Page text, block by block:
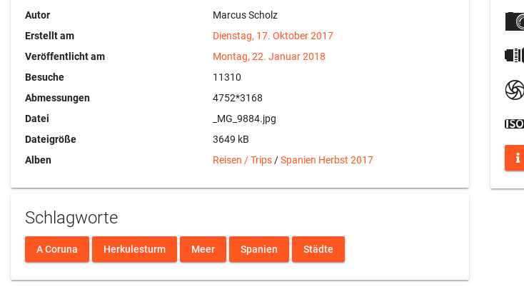
Autor
Marcus Scholz
Erstellt am
Dienstag, 17. Oktober 2017
Veröffentlicht am
Montag, 22. Januar 2018
Besuche
11310
Abmessungen
4752*3168
Datei
_MG_9884.jpg
Dateigröße
3649 kB
Alben
Reisen / Trips /Spanien Herbst 2017
Schlagworte
A Coruna Herkulesturm Meer Spanien Städte